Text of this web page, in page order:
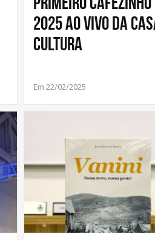
2025 ao vivo da
Cultura
Em 22/02/2025